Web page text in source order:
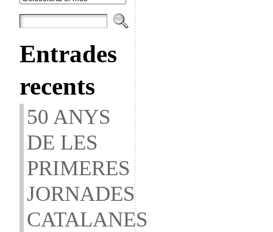
Entrades
recents
50 ANYS
DE LES
PRIMERES
JORNADES
CATALANES